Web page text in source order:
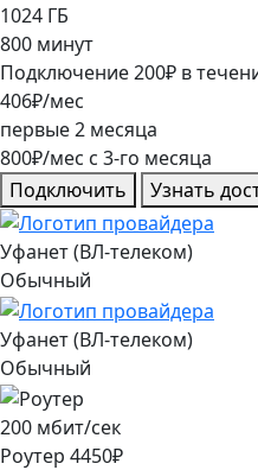
1024 ГБ
800 минут
Подключение200₽ в
406₽/мес
первые2 месяца
800₽/мес c 3-го месяца
Подключить
Узнать
Уфанет (ВЛ-телеком)
Обычный
Уфанет (ВЛ-телеком)
Обычный
200 мбит/сек
Роутер 4450₽